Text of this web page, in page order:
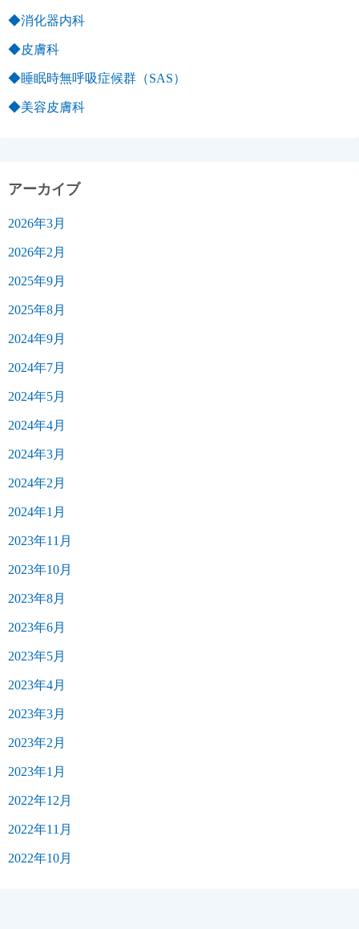
◆消化器内科
◆皮膚科
◆睡眠時無呼吸症候群（SAS）
◆美容皮膚科
アーカイブ
2026年3月
2026年2月
2025年9月
2025年8月
2024年9月
2024年7月
2024年5月
2024年4月
2024年3月
2024年2月
2024年1月
2023年11月
2023年10月
2023年8月
2023年6月
2023年5月
2023年4月
2023年3月
2023年2月
2023年1月
2022年12月
2022年11月
2022年10月